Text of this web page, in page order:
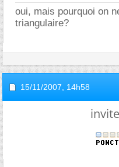
oui, mais pourquoi on
triangulaire?
15/11/2007, 14h58